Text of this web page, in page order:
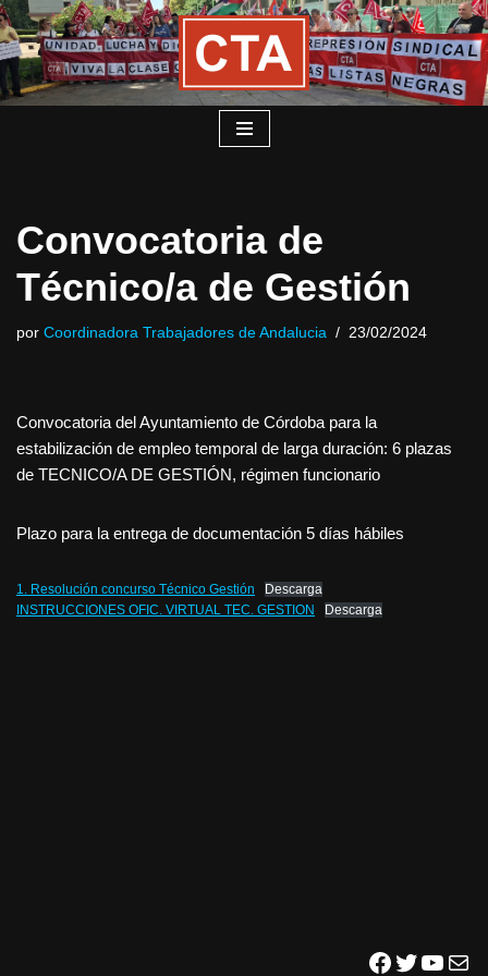
Saltar
al
contenido
Convocatoria de
Técnico/a de Gestión
por Coordinadora Trabajadores de Andalucia 23/02/2024
Convocatoria del Ayuntamiento de Córdoba para la
estabilización de empleo temporal de larga duración: 6 plazas
de TECNICO/A DE GESTIÓN, régimen funcionario
Plazo para la entrega de documentación 5 días hábiles
1. Resolución concurso Técnico Gestión
Descarga
INSTRUCCIONES OFIC. VIRTUAL TEC. GESTION
Descarga